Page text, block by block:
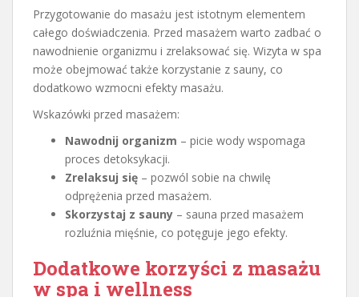
Przygotowanie do masażu jest istotnym elementem
całego doświadczenia. Przed masażem warto zadbać o
nawodnienie organizmu i zrelaksować się. Wizyta w spa
może obejmować także korzystanie z sauny, co
dodatkowo wzmocni efekty masażu.
Wskazówki przed masażem:
Nawodnij organizm – picie wody wspomaga
proces detoksykacji.
Zrelaksuj się – pozwól sobie na chwilę
odprężenia przed masażem.
Skorzystaj z sauny – sauna przed masażem
rozluźnia mięśnie, co potęguje jego efekty.
Dodatkowe korzyści z masażu
w spa i wellness